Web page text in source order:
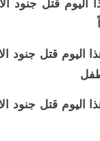
اليوم قتل جنود
اليوم قتل جنود
طفل
اليوم قتل جنود